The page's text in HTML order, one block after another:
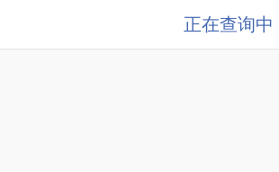
正在查询中